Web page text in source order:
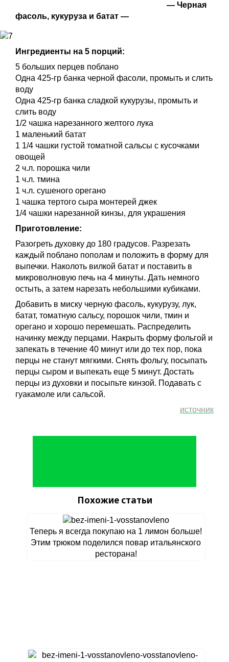
— Черная
фасоль, кукуруза и батат —
Ингредиенты на 5 порций:
5 больших перцев поблано
Одна 425-гр банка черной фасоли, промыть и слить
воду
Одна 425-гр банка сладкой кукурузы, промыть и
слить воду
1/2 чашка нарезанного желтого лука
1 маленький батат
1 1/4 чашки густой томатной сальсы с кусочками
овощей
2 ч.л. порошка чили
1 ч.л. тмина
1 ч.л. сушеного орегано
1 чашка тертого сыра монтерей джек
1/4 чашки нарезанной кинзы, для украшения
Приготовление:
Разогреть духовку до 180 градусов. Разрезать
каждый поблано пополам и положить в форму для
выпечки. Наколоть вилкой батат и поставить в
микроволновую печь на 4 минуты. Дать немного
остыть, а затем нарезать небольшими кубиками.
Добавить в миску черную фасоль, кукурузу, лук,
батат, томатную сальсу, порошок чили, тмин и
орегано и хорошо перемешать. Распределить
начинку между перцами. Накрыть форму фольгой и
запекать в течение 40 минут или до тех пор, пока
перцы не станут мягкими. Снять фольгу, посыпать
перцы сыром и выпекать еще 5 минут. Достать
перцы из духовки и посыпьте кинзой. Подавать с
гуакамоле или сальсой.
источник
Похожие статьи
Теперь я всегда покупаю на 1 лимон больше!
Этим трюком поделился повар итальянского
ресторана!